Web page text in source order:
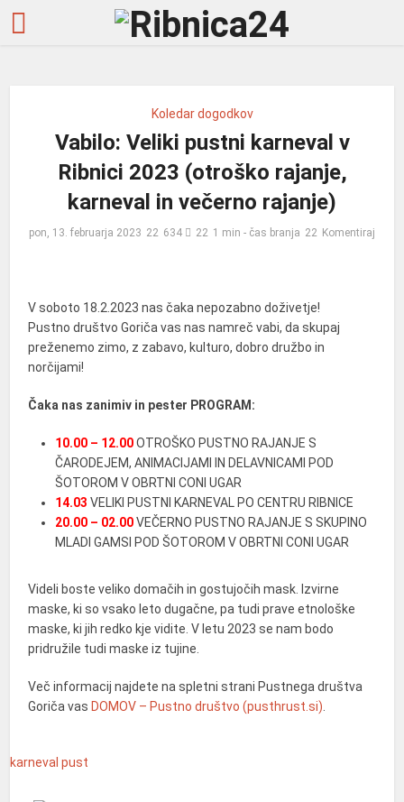
Koledar dogodkov
Vabilo: Veliki pustni karneval v
Ribnici 2023 (otroško rajanje,
karneval in večerno rajanje)
pon, 13. februarja 2023 634 1 min - čas branja Komentiraj
V soboto 18.2.2023 nas čaka nepozabno doživetje!
Pustno društvo Goriča vas nas namreč vabi, da skupaj
preženemo zimo, z zabavo, kulturo, dobro družbo in
norčijami!
Čaka nas zanimiv in pester PROGRAM:
10.00 – 12.00OTROŠKO PUSTNO RAJANJE S
ČARODEJEM, ANIMACIJAMI IN DELAVNICAMI POD
ŠOTOROM V OBRTNI CONI UGAR
14.03 VELIKI PUSTNI KARNEVAL PO CENTRU RIBNICE
20.00 – 02.00VEČERNO PUSTNO RAJANJE S SKUPINO
MLADI GAMSI POD ŠOTOROM V OBRTNI CONI UGAR
Videli boste veliko domačih in gostujočih mask. Izvirne
maske, ki so vsako leto dugačne, pa tudi prave etnološke
maske, ki jih redko kje vidite. V letu 2023 se nam bodo
pridružile tudi maske iz tujine.
Več informacij najdete na spletni strani Pustnega društva
Goriča vas DOMOV – Pustno društvo (pusthrust.si)
karneval pust